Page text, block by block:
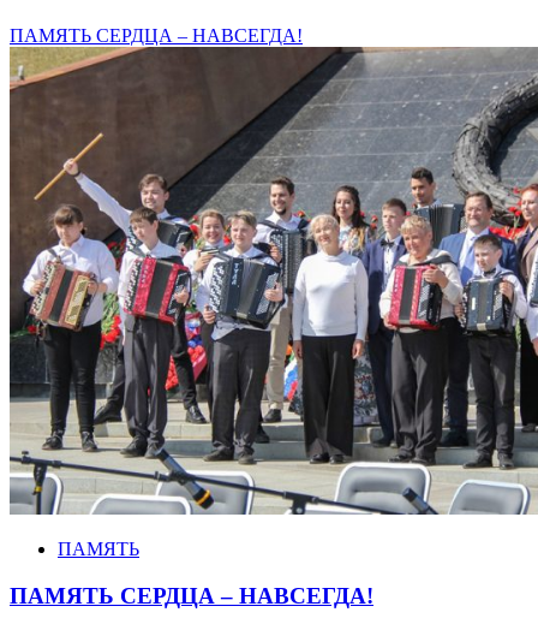
ПАМЯТЬ СЕРДЦА – НАВСЕГДА!
ПАМЯТЬ
ПАМЯТЬ СЕРДЦА – НАВСЕГДА!